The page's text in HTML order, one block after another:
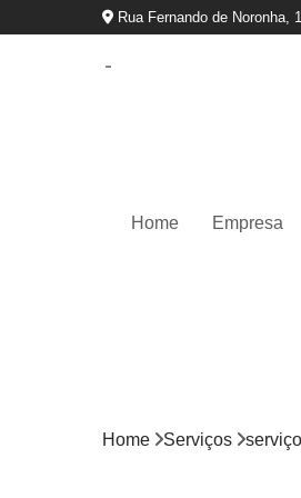
Rua Fernando de Noronha,
Home Empresa
Home Serviços